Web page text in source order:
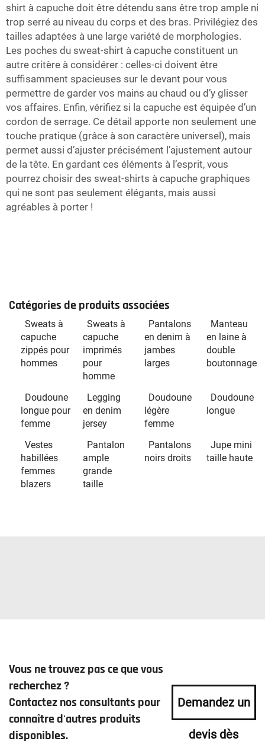
shirt à capuche doit être détendu sans être trop ample ni
trop serré au niveau du corps et des bras. Privilégiez des
tailles adaptées à une large variété de morphologies.
Les poches du sweat-shirt à capuche constituent un
autre critère à considérer : celles-ci doivent être
suffisamment spacieuses sur le devant pour vous
permettre de garder vos mains au chaud ou d’y glisser
vos affaires. Enfin, vérifiez si la capuche est équipée d’un
cordon de serrage. Ce détail apporte non seulement une
touche pratique (grâce à son caractère universel), mais
permet aussi d’ajuster précisément l’ajustement autour
de la tête. En gardant ces éléments à l’esprit, vous
pourrez choisir des sweat-shirts à capuche graphiques
qui ne sont pas seulement élégants, mais aussi
agréables à porter !
Catégories de produits associées
Sweats à
capuche
zippés pour
hommes
Sweats à
capuche
imprimés
pour
homme
Pantalons
en denim à
jambes
larges
Manteau
en laine à
double
boutonnage
Doudoune
longue pour
femme
Legging
en denim
jersey
Doudoune
légère
femme
Doudoune
longue
Vestes
habillées
femmes
blazers
Pantalon
ample
grande
taille
Pantalons
noirs droits
Jupe mini
taille haute
Vous ne trouvez pas ce que vous
recherchez ?
Contactez nos consultants pour
connaître d'autres produits
disponibles.
Demandez un
devis dès